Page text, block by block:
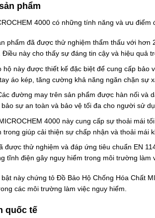
phẩm
4000 có những tính năng và ưu điểm
phẩm đã được thử nghiệm thẩm thấu với hơn
này cho thấy sự đáng tin cậy và hiệu quả
này được thiết kế đặc biệt để cung cấp bảo
áo kép, tăng cường khả năng ngăn chặn sự
đường may trên sản phẩm được hàn nối và
sự an toàn và bảo vệ tối đa cho người sử
4000 này cung cấp sự thoải mái
giúp cải thiện sự chấp nhận và thoải mái
được thử nghiệm và đáp ứng tiêu chuẩn EN
tĩnh điện gây nguy hiểm trong môi trường làm
này chứng tỏ Đồ Bảo Hộ Chống Hóa Chất
các môi trường làm việc nguy hiểm.
quốc tế